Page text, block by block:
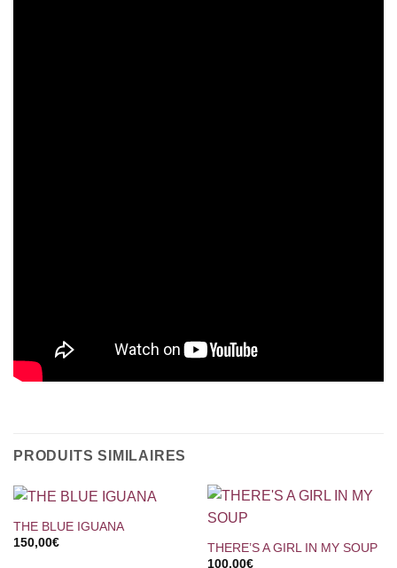
PRODUITS SIMILAIRES
THE BLUE IGUANA
150,00€
THERE’S A GIRL IN MY SOUP
100,00€